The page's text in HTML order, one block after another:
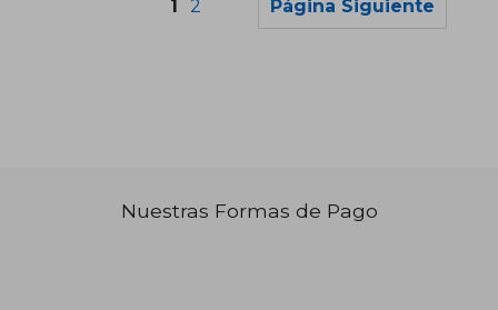
1 2 Página Siguiente
Nuestras Formas de Pago